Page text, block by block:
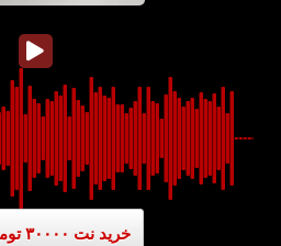
خرید نت ۳۰۰۰۰ تومان